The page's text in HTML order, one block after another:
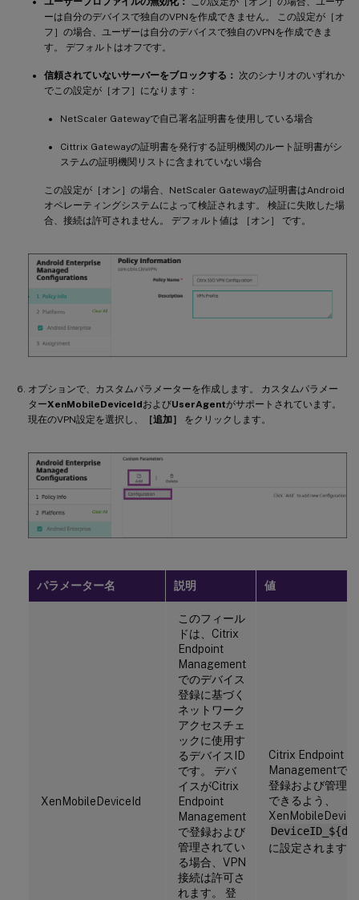
ーは自分のデバイスで独自のVPNを作成できません。 この設定が［オ
フ］の場合、ユーザーは自分のデバイスで独自のVPNを作成できま
す。 デフォルトはオフです。
信頼されていないサーバーをブロックする：
次のシナリオのいずれか
でこの設定が［オフ］になります：
NetScaler Gatewayで自己署名証明書を使用している場合
Cittrix Gatewayの証明書を発行する証明機関のルート証明書がシ
ステムの証明機関リストに含まれていない場合
この設定が［オン］の場合、NetScaler Gatewayの証明書はAndroid
オペレーティングシステムによって検証されます。 検証に失敗した場
合、接続は許可されません。 デフォルト値は ［オン］ です。
オプションで、カスタムパラメーターを作成します。 カスタムパラメー
ターXenMobileDeviceIdおよびUserAgentがサポートされています。
現在のVPN設定を選択し、
［追加］ をクリックします。
パラメーター名 説明 値
XenMobileDeviceId
このフィール
ドは、Citrix
Endpoint
Management
でのデバイス
登録に基づく
ネットワーク
アクセスチェ
ックに使用す
るデバイスID
です。 デバ
イスがCitrix
Endpoint
Management
で登録および
管理されてい
る場合、VPN
接続は許可さ
れます。 登
Citrix Endpoint
Managementで
登録および管理
できるよう、
に設定されます。